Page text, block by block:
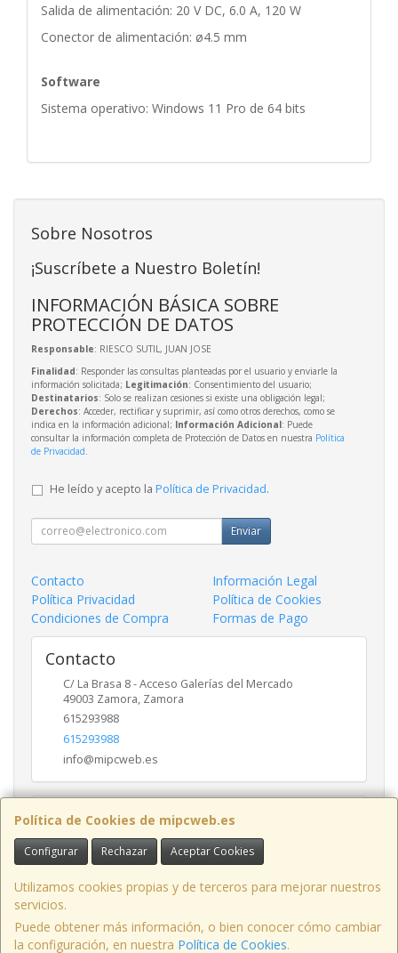
Salida de alimentación: 20 V DC, 6.0 A, 120 W
Conector de alimentación: ø4.5 mm
Software
Sistema operativo: Windows 11 Pro de 64 bits
Política de Cookies de mipcweb.es
Configurar Rechazar Aceptar Cookies
Utilizamos cookies propias y de terceros para mejorar nuestros
servicios.
Puede obtener más información, o bien conocer cómo cambiar
la configuración, en nuestra Política de Cookies.
Sobre Nosotros
¡Suscríbete a Nuestro Boletín!
INFORMACIÓN BÁSICA SOBRE
PROTECCIÓN DE DATOS
Responsable: RIESCO SUTIL, JUAN JOSE
Finalidad: Responder las consultas planteadas por el usuario y enviarle la
información solicitada; Legitimación: Consentimiento del usuario;
Destinatarios: Solo se realizan cesiones si existe una obligación legal;
Derechos: Acceder, rectificar y suprimir, así como otros derechos, como se
indica en la información adicional; Información Adicional: Puede
consultar la información completa de Protección de Datos en nuestra Política
de Privacidad
He leído y acepto la Política de Privacidad.
Enviar
Contacto
Información Legal
Política Privacidad
Política de Cookies
Condiciones de Compra
Formas de Pago
Contacto
C/ La Brasa 8 - Acceso Galerías del Mercado
49003 Zamora, Zamora
615293988
615293988
info@mipcweb.es
Horario
-
C/ La Brasa 8 - Acceso Galerías del Mercado - Oficina 49003, Zamora,
España.
Tfno: 615293988 / 980 70 06 42